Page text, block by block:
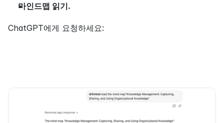
마인드맵 읽기.
ChatGPT에게 요청하세요: